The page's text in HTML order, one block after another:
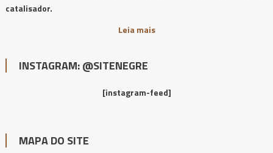
catalisador.
Leia mais
INSTAGRAM: @SITENEGRE
[instagram-feed]
MAPA DO SITE